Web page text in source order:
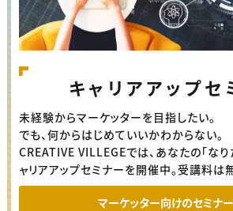
キャリアアップセ
未経験からマーケッターを目指したい。
でも、何からはじめていいかわからない。
CREATIVE VILLEGEでは、あなたの「なり
ャリアアップセミナーを開催中。受講料は
マーケッター向けのセミナ